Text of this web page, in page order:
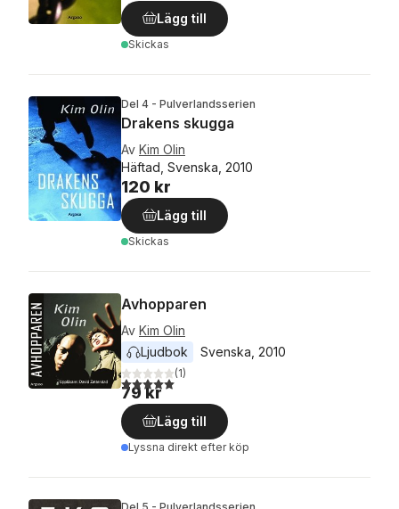
Lägg till
Skickas
Del 4 - Pulverlandsserien
Drakens skugga
Av Kim Olin
Häftad, Svenska, 2010
120 kr
Lägg till
Skickas
Avhopparen
Av Kim Olin
Ljudbok
Svenska 2010
5,0utav 5 stjärnor. Totalt antal röster:
(1)
79 kr
Lägg till
Lyssna direkt efter köp